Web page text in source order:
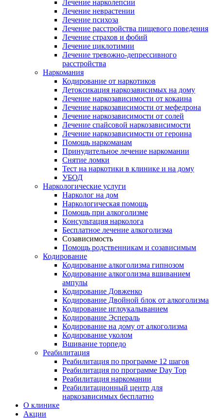
Лечение нарколепсии
Лечение неврастении
Лечение психоза
Лечение расстройства пищевого поведения
Лечение страхов и фобий
Лечение циклотимии
Лечение тревожно-депрессивного
расстройства
Наркомания
Кодирование от наркотиков
Детоксикация наркозависимых на дому
Лечение наркозависимости от кокаина
Лечение наркозависимости от мефедрона
Лечение наркозависимости от солей
Лечение спайсовой наркозависимости
Лечение наркозависимости от героина
Помощь наркоманам
Принудительное лечение наркомании
Снятие ломки
Тест на наркотики в клинике и на дому
УБОД
Наркологические услуги
Нарколог на дом
Наркологическая помощь
Помощь при алкоголизме
Консультация нарколога
Бесплатное лечение алкоголизма
Созависимость
Помощь родственникам и созависимым
Кодирование
Кодирование алкоголизма гипнозом
Кодирование алкоголизма вшиванием
ампулы
Кодирование Довженко
Кодирование Двойной блок от алкоголизма
Кодирование иглоукалыванием
Кодирование Эспераль
Кодирование на дому от алкоголизма
Кодирование уколом
Вшивание торпедо
Реабилитация
Реабилитация по программе 12 шагов
Реабилитация по программе Day Top
Реабилитация наркомании
Реабилитационный центр для
наркозависимых бесплатно
О клинике
Акции